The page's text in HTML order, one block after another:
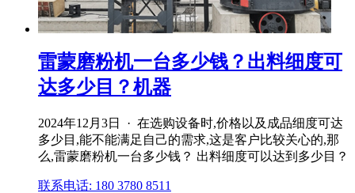
雷蒙磨粉机一台多少钱？出料细度可
达多少目？机器
2024年12月3日 · 在选购设备时,价格以及成品细度可达
多少目,能不能满足自己的需求,这是客户比较关心的,那
么,雷蒙磨粉机一台多少钱？ 出料细度可以达到多少目？
联系电话: 180 3780 8511